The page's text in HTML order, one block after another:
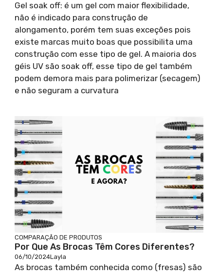
Gel soak off: é um gel com maior flexibilidade,
não é indicado para construção de
alongamento, porém tem suas exceções pois
existe marcas muito boas que possibilita uma
construção com esse tipo de gel. A maioria dos
géis UV são soak off, esse tipo de gel também
podem demora mais para polimerizar (secagem)
e não seguram a curvatura
COMPARAÇÃO DE PRODUTOS
Por Que As Brocas Têm Cores Diferentes?
06/10/2024Layla
As brocas também conhecida como (fresas) são